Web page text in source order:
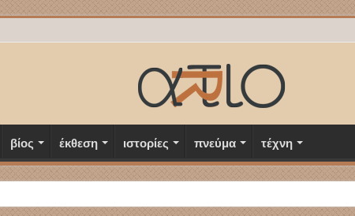
βίος έκθεση ιστορίες πνεύμα τέχνη